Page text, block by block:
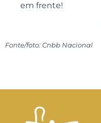
em frente!
Fonte/foto: Cnbb Nacional